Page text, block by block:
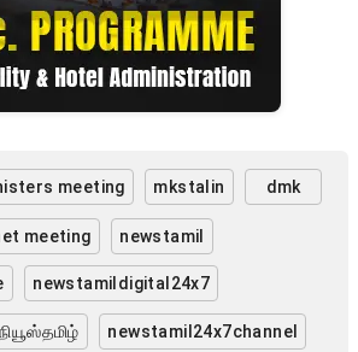
meeting mkstalin dmk
meeting newstamil
newstamildigital24x7
நியூஸ்தமிழ் newstamil24x7channel